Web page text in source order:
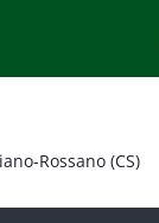
Rossano (CS)